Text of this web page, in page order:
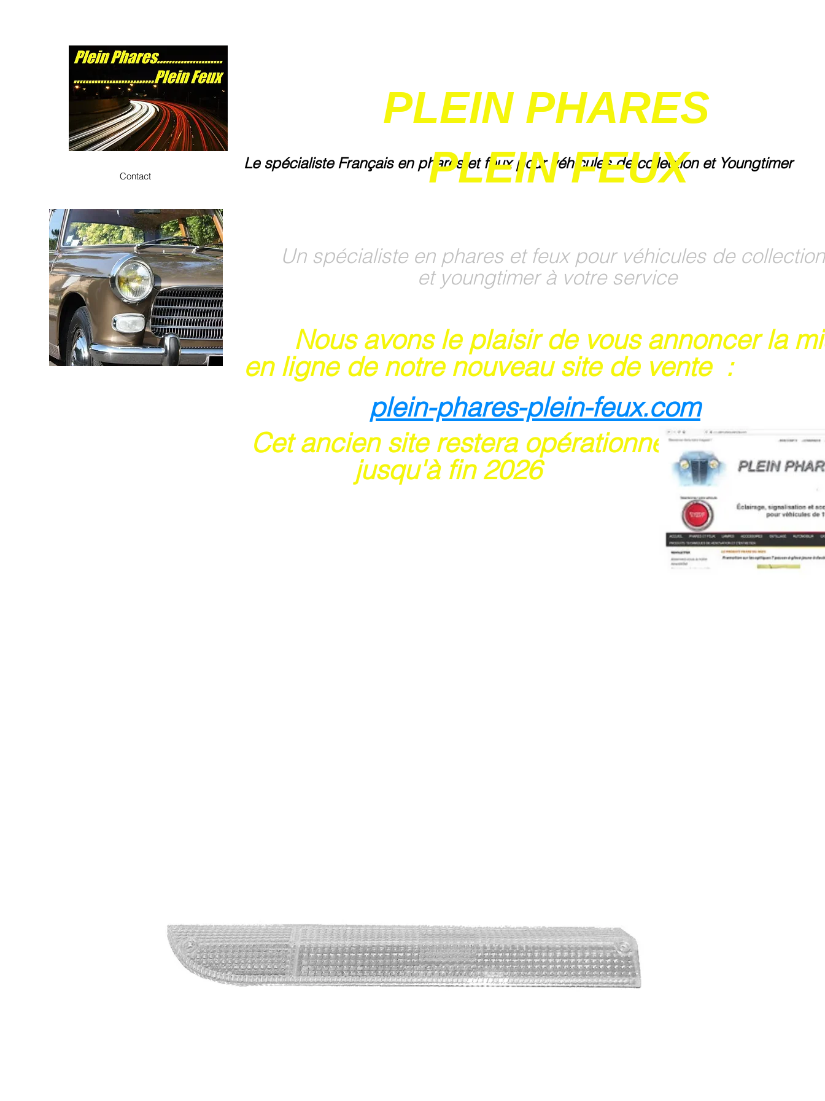
Contact
Le spécialiste Français en phares et feux pour véhicules de collection et Youngtimer
Un spécialiste en phares et feux pour véhicules de collection
et youngtimer à votre service
Nous avons le plaisir de vous annoncer la
en ligne de notre nouveau site de vente :
plein-phares-plein-feux.com
Cet ancien site restera opérationnel
jusqu'à fin 2026
PLEIN PHARES
PLEIN FEUX